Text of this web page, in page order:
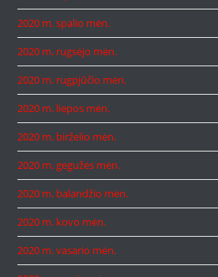
2020 m. spalio mėn.
2020 m. rugsėjo mėn.
2020 m. rugpjūčio mėn.
2020 m. liepos mėn.
2020 m. birželio mėn.
2020 m. gegužės mėn.
2020 m. balandžio mėn.
2020 m. kovo mėn.
2020 m. vasario mėn.